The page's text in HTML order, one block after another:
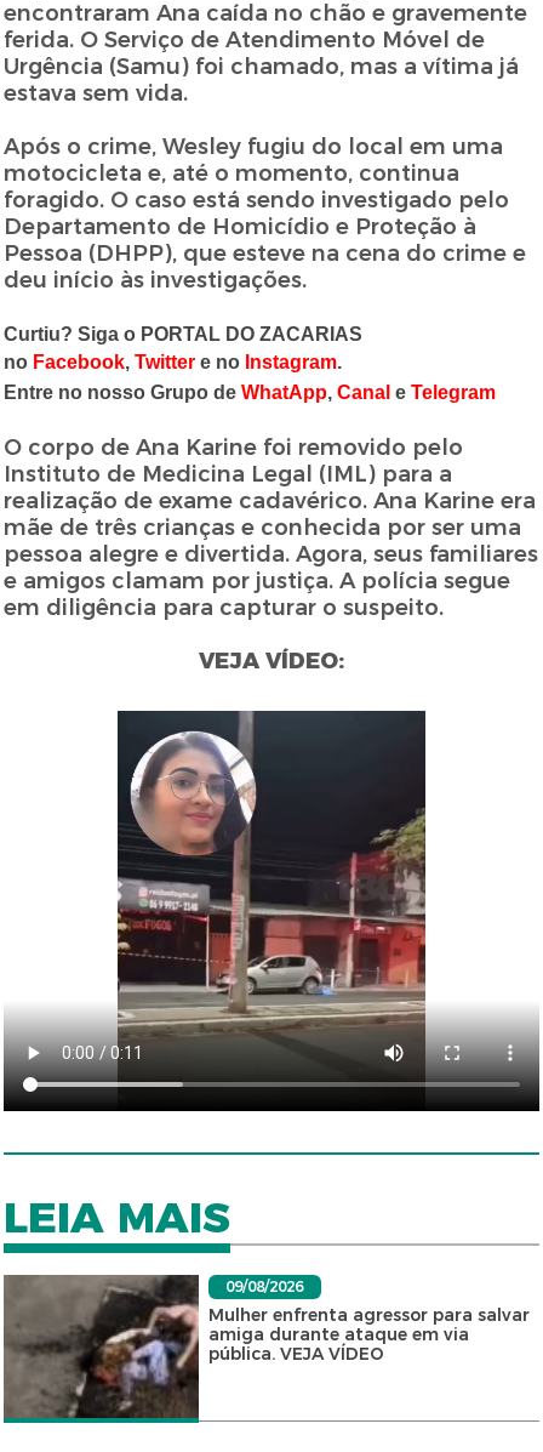
encontraram Ana caída no chão e gravemente
ferida. O Serviço de Atendimento Móvel de
Urgência (Samu) foi chamado, mas a vítima já
estava sem vida.
Após o crime, Wesley fugiu do local em uma
motocicleta e, até o momento, continua
foragido. O caso está sendo investigado pelo
Departamento de Homicídio e Proteção à
Pessoa (DHPP), que esteve na cena do crime e
deu início às investigações.
Curtiu? Siga o PORTAL DO ZACARIAS
no Facebook,Twitter e no Instagram.
Entre no nosso Grupo deWhatApp,Canal eTelegram
O corpo de Ana Karine foi removido pelo
Instituto de Medicina Legal (IML) para a
realização de exame cadavérico. Ana Karine era
mãe de três crianças e conhecida por ser uma
pessoa alegre e divertida. Agora, seus familiares
e amigos clamam por justiça. A polícia segue
em diligência para capturar o suspeito.
VEJA VÍDEO:
LEIA MAIS
09/08/2026
Mulher enfrenta agressor para salvar
amiga durante ataque em via
pública. VEJA VÍDEO